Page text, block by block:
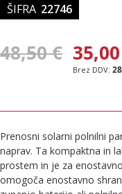
ŠIFRA 22746
48,50 €
Prenosni solarni polnilni
naprav. Ta kompaktna in
prostem in je za
omogoča enostavno